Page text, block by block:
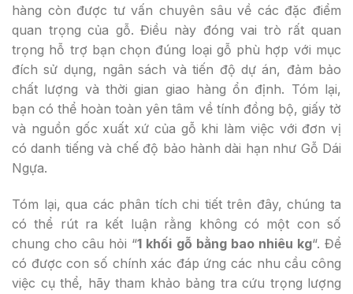
hàng còn được tư vấn chuyên sâu về các đặc điểm
quan trọng của gỗ. Điều này đóng vai trò rất quan
trọng hỗ trợ bạn chọn đúng loại gỗ phù hợp với mục
đích sử dụng, ngân sách và tiến độ dự án, đảm bảo
chất lượng và thời gian giao hàng ổn định. Tóm lại,
bạn có thể hoàn toàn yên tâm về tính đồng bộ, giấy tờ
và nguồn gốc xuất xứ của gỗ khi làm việc với đơn vị
có danh tiếng và chế độ bảo hành dài hạn như Gỗ Dái
Ngựa.
Tóm lại, qua các phân tích chi tiết trên đây, chúng ta
có thể rút ra kết luận rằng không có một con số
chung cho câu hỏi “1 khối gỗ bằng bao nhiêu kg“. Để
có được con số chính xác đáp ứng các nhu cầu công
việc cụ thể, hãy tham khảo bảng tra cứu trọng lượng